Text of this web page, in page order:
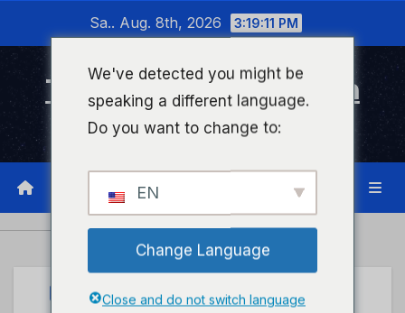
wechseln
Sa.. Aug. 8th, 2026 3:19:12 PM
Timeline Bad Kreuznach
Infonetzwerk für Bad Kreuznach
UNCATEGORIZED
We've detected you might be
speaking a different language.
Do you want to change to:
EN
Change Language
Close and do not switch language